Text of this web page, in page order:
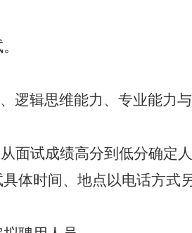
逻辑思维能力、专业能力
面试成绩高分到低分确定
体时间、地点以电话方式